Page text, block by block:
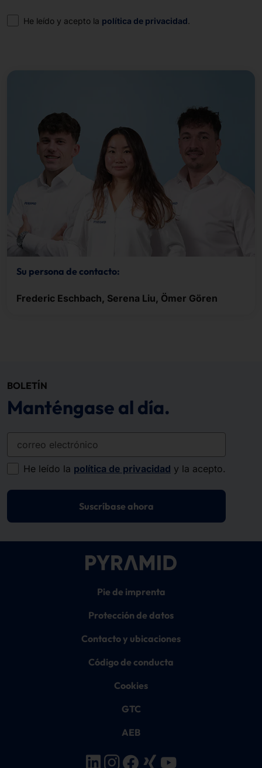
Consentimiento
He leído y acepto la política de privacidad.
Su persona de contacto:
Frederic Eschbach, Serena Liu, Ömer Gören
BOLETÍN
Manténgase al día.
correo electrónico
He leído la política de privacidad y la acepto.
Suscríbase ahora
Pie de imprenta
Protección de datos
Contacto y ubicaciones
Código de conducta
Cookies
GTC
AEB